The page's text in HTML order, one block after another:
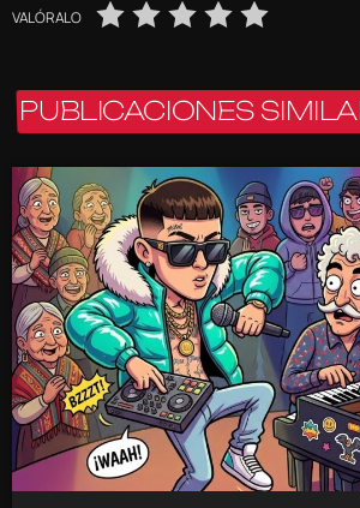
VALÓRALO
PUBLICACIONES